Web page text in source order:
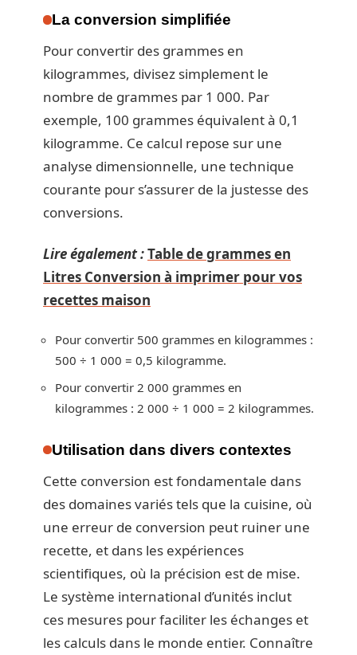
La conversion simplifiée
Pour convertir des grammes en
kilogrammes, divisez simplement le
nombre de grammes par 1 000. Par
exemple, 100 grammes équivalent à 0,1
kilogramme. Ce calcul repose sur une
analyse dimensionnelle, une technique
courante pour s’assurer de la justesse des
conversions.
Lire également :Table de grammes en
Litres Conversion à imprimer pour vos
recettes maison
Pour convertir 500 grammes en kilogrammes :
500 ÷ 1 000 = 0,5 kilogramme.
Pour convertir 2 000 grammes en
kilogrammes : 2 000 ÷ 1 000 = 2 kilogrammes.
Utilisation dans divers contextes
Cette conversion est fondamentale dans
des domaines variés tels que la cuisine, où
une erreur de conversion peut ruiner une
recette, et dans les expériences
scientifiques, où la précision est de mise.
Le système international d’unités inclut
ces mesures pour faciliter les échanges et
les calculs dans le monde entier. Connaître